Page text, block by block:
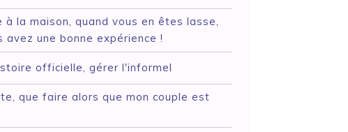
la maison, quand vous en êtes lasse,
une bonne expérience !
officielle, gérer l'informel
que faire alors que mon couple est